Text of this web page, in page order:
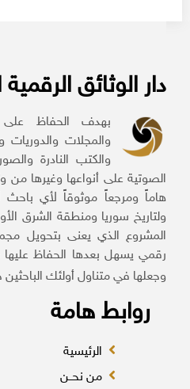
دار الوثائق الرقمية
بهدف الحفاظ على
والمجلات والدوريات
والكتب النادرة
الصوتية على أنواعها وغيرها من
هاماً ومرجعاً موثوقاً لأي
ولتاريخ سوريا ومنطقة الشرق
المشروع الذي يعنى بتحويل
رقمي يسهل بعدها الحفاظ عليها
وجعلها في متناول أولئك الباحثين
روابط هامة
الرئيسية
من نحــن